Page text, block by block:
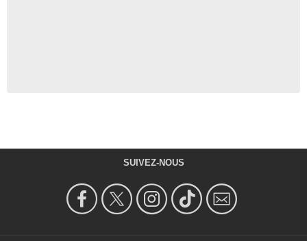
SUIVEZ-NOUS